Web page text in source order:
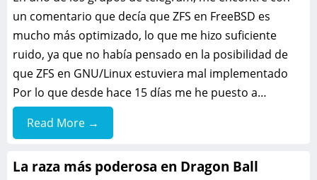
un comentario que decía que ZFS en FreeBSD es
mucho más optimizado, lo que me hizo suficiente
ruido, ya que no había pensado en la posibilidad de
que ZFS en GNU/Linux estuviera mal implementado
Por lo que desde hace 15 días me he puesto a…
Read More →
La raza más poderosa en Dragon Ball